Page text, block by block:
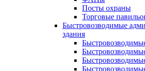
Посты охраны
Торговые
Быстровозводимые
здания